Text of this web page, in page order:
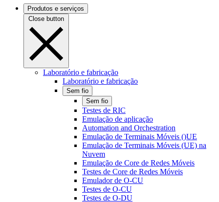
Produtos e serviços
Close button
Laboratório e fabricação
Laboratório e fabricação
Sem fio
Sem fio
Testes de RIC
Emulação de aplicação
Automation and Orchestration
Emulação de Terminais Móveis ()UE
Emulação de Terminais Móveis (UE) na
Nuvem
Emulação de Core de Redes Móveis
Testes de Core de Redes Móveis
Emulador de O-CU
Testes de O-CU
Testes de O-DU